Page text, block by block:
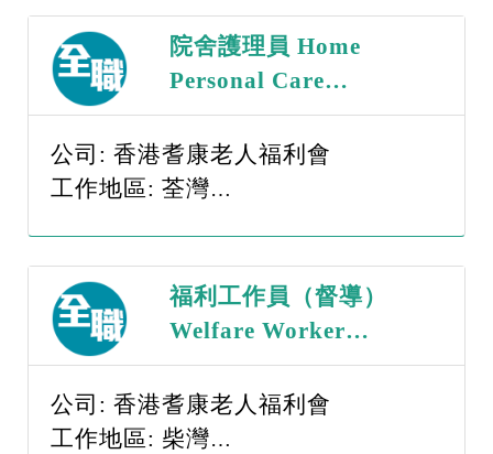
院舍護理員 Home
Personal Care
Worker（職位編號：
PCW - 260817）
公司: 香港耆康老人福利會
工作地區: 荃灣
福利工作員（督導）
Welfare Worker
（Supervisor） （職
位編號：WWS -
260817）
公司: 香港耆康老人福利會
工作地區: 柴灣